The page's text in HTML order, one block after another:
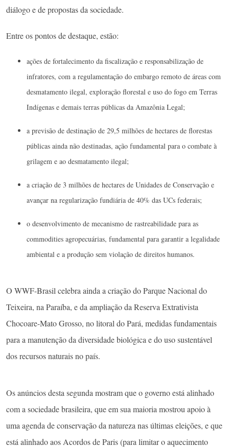
diálogo e de propostas da sociedade.
Entre os pontos de destaque, estão:
ações de fortalecimento da fiscalização e responsabilização de
infratores, com a regulamentação do embargo remoto de áreas com
desmatamento ilegal, exploração florestal e uso do fogo em Terras
Indígenas e demais terras públicas da Amazônia Legal;
a previsão de destinação de 29,5 milhões de hectares de florestas
públicas ainda não destinadas, ação fundamental para o combate à
grilagem e ao desmatamento ilegal;
a criação de 3 milhões de hectares de Unidades de Conservação e
avançar na regularização fundiária de 40% das UCs federais;
o desenvolvimento de mecanismo de rastreabilidade para as
commodities agropecuárias, fundamental para garantir a legalidade
ambiental e a produção sem violação de direitos humanos.
O WWF-Brasil celebra ainda a criação do Parque Nacional do
Teixeira, na Paraíba, e da ampliação da Reserva Extrativista
Chocoare-Mato Grosso, no litoral do Pará, medidas fundamentais
para a manutenção da diversidade biológica e do uso sustentável
dos recursos naturais no país.
Os anúncios desta segunda mostram que o governo está alinhado
com a sociedade brasileira, que em sua maioria mostrou apoio à
uma agenda de conservação da natureza nas últimas eleições, e que
está alinhado aos Acordos de Paris (para limitar o aquecimento